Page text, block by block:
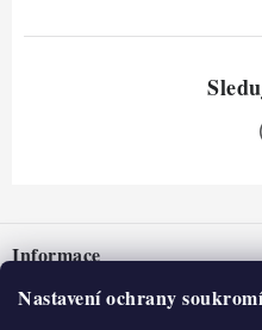
Nastavení ochrany
pInformace
Nepřevzetí zásilky na dobírku
O nás